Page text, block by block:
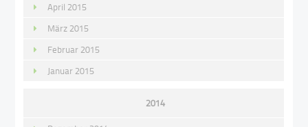
April 2015
März 2015
Februar 2015
Januar 2015
2014